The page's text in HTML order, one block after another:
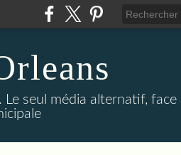
seul média alternatif,